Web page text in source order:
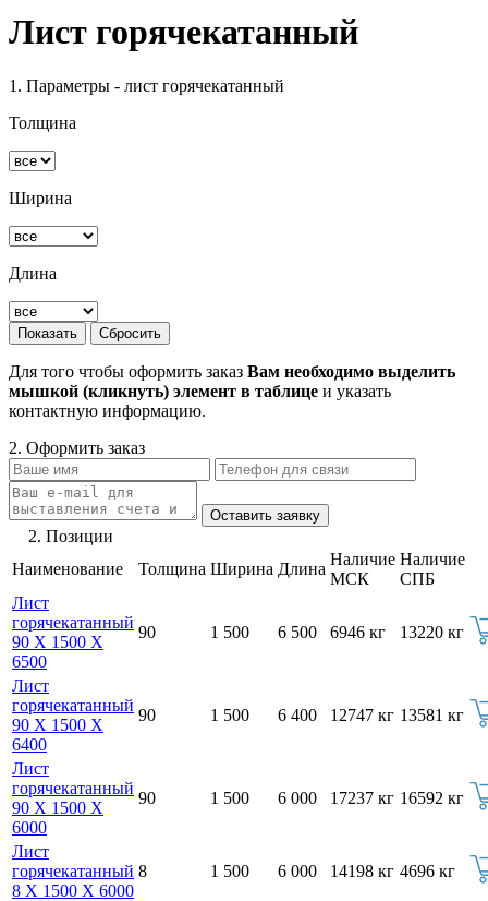
Лист горячекатанный
1. Параметры - лист горячекатанный
Толщина
Ширина
Длина
Для того чтобы оформить заказ Вам необходимо выделить
мышкой (кликнуть) элемент в таблице и указать
контактную информацию.
2. Оформить заказ
2. Позиции
Наименование
Толщина Ширина Длина
Наличие
МСК
Наличие
СПБ
Лист
горячекатанный
90 Х 1500 Х
6500
90 1 500 6 500 6946 кг 13220 кг
Лист
горячекатанный
90 Х 1500 Х
6400
90 1 500 6 400 12747 кг 13581 кг
Лист
горячекатанный
90 Х 1500 Х
6000
90 1 500 6 000 17237 кг 16592 кг
Лист
горячекатанный
8 Х 1500 Х 6000
8 1 500 6 000 14198 кг 4696 кг